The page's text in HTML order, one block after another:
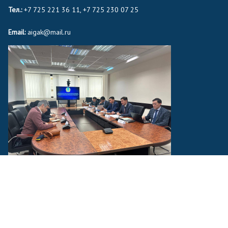
Тел.:+7 725 221 36 11, +7 725 230 07 25
Email:aigak@mail.ru